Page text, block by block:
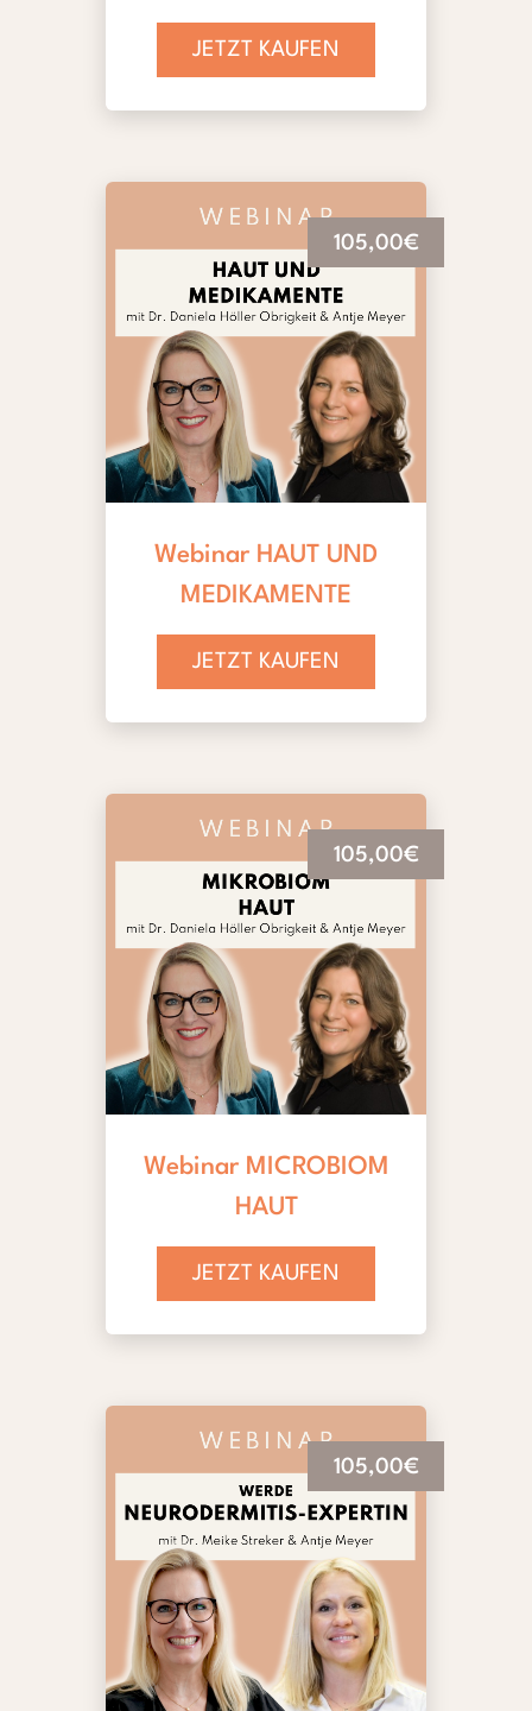
JETZT KAUFEN
105,00€
Webinar HAUT UND
MEDIKAMENTE
JETZT KAUFEN
105,00€
Webinar MICROBIOM
HAUT
JETZT KAUFEN
105,00€